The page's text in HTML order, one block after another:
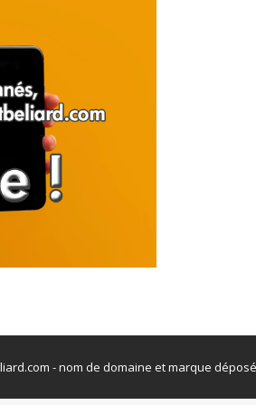
- nom de domaine et marque